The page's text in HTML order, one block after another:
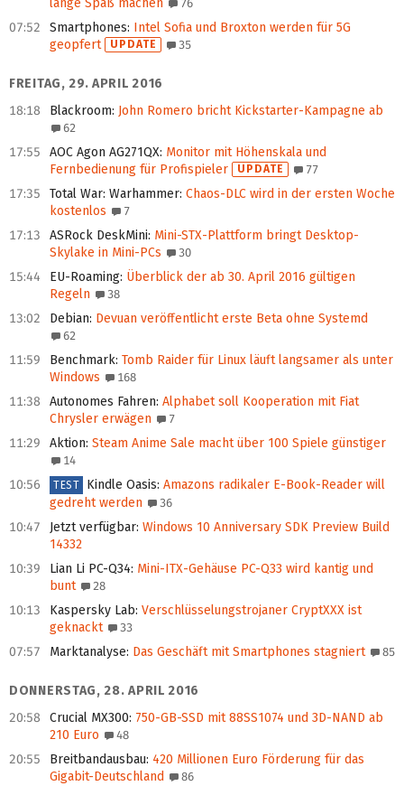
lange Spaß machen
76
07:52 Smartphones: Intel Sofia und Broxton werden für 5G
geopfert
UPDATE 35
FREITAG, 29. APRIL 2016
18:18
Blackroom: John Romero bricht Kickstarter-Kampagne ab
62
17:55 AOC Agon AG271QX: Monitor mit Höhenskala und
Fernbedienung für Profispieler
UPDATE 77
17:35 Total War: Warhammer: Chaos-DLC wird in der ersten Woche
kostenlos
7
17:13 ASRock DeskMini: Mini-STX-Plattform bringt Desktop-
Skylake in Mini-PCs
30
15:44 EU-Roaming: Überblick der ab 30. April 2016 gültigen
Regeln
38
13:02 Debian: Devuan veröffentlicht erste Beta ohne Systemd
62
11:59 Benchmark: Tomb Raider für Linux läuft langsamer als unter
Windows
168
11:38 Autonomes Fahren: Alphabet soll Kooperation mit Fiat
Chrysler erwägen
7
11:29 Aktion: Steam Anime Sale macht über 100 Spiele günstiger
14
10:56 TEST Kindle Oasis: Amazons radikaler E‑Book-Reader will
gedreht werden
36
10:47 Jetzt verfügbar: Windows 10 Anniversary SDK Preview Build
14332
10:39
Lian Li PC-Q34: Mini-ITX-Gehäuse PC-Q33 wird kantig und
bunt
28
10:13 Kaspersky Lab: Verschlüsselungstrojaner CryptXXX ist
geknackt
33
07:57 Marktanalyse: Das Geschäft mit Smartphones stagniert 85
DONNERSTAG, 28. APRIL 2016
20:58
Crucial MX300: 750-GB-SSD mit 88SS1074 und 3D-NAND ab
210 Euro
48
20:55 Breitbandausbau: 420 Millionen Euro Förderung für das
Gigabit-Deutschland
86